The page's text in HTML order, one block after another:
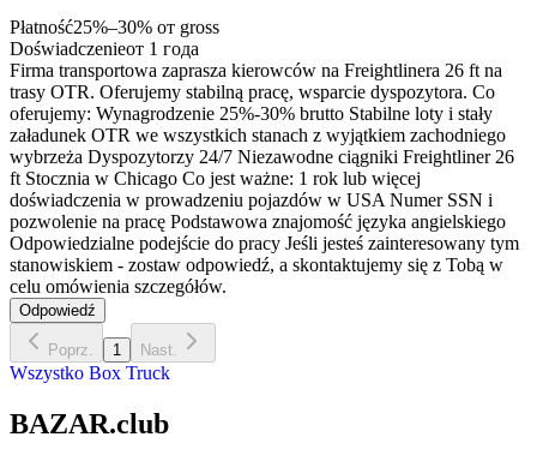
Płatność25%–30% от gross
Doświadczenieот 1 года
Firma transportowa zaprasza kierowców na Freightlinera 26 ft na
trasy OTR. Oferujemy stabilną pracę, wsparcie dyspozytora. Co
oferujemy: Wynagrodzenie 25%-30% brutto Stabilne loty i stały
załadunek OTR we wszystkich stanach z wyjątkiem zachodniego
wybrzeża Dyspozytorzy 24/7 Niezawodne ciągniki Freightliner 26
ft Stocznia w Chicago Co jest ważne: 1 rok lub więcej
doświadczenia w prowadzeniu pojazdów w USA Numer SSN i
pozwolenie na pracę Podstawowa znajomość języka angielskiego
Odpowiedzialne podejście do pracy Jeśli jesteś zainteresowany tym
stanowiskiem - zostaw odpowiedź, a skontaktujemy się z Tobą w
celu omówienia szczegółów.
Odpowiedź
Poprz. 1 Nast.
Wszystko Box Truck
BAZAR.club